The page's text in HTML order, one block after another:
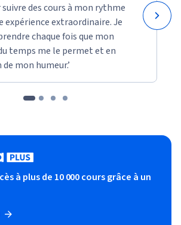
suivre des cours à mon rythme
expérience extraordinaire. Je
chaque fois que mon
temps me le permet et en
mon humeur.’
à plus de 10 000 cours grâce à un